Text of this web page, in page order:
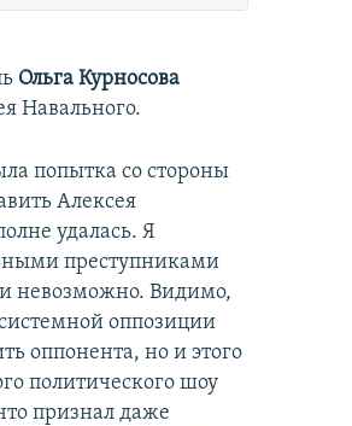
Ольга Курносова
Навального.
попытка со стороны
Алексея
удалась. Я
преступниками
и невозможно. Видимо,
оппозиции
оппонента, но и этого
политического шоу
признал даже